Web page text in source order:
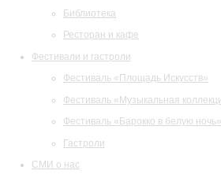
Библиотека
Ресторан и кафе
Фестивали и гастроли
Фестиваль «Площадь Искусств»
Фестиваль «Музыкальная
Фестиваль «Барокко в белую ночь»
Гастроли
СМИ о нас